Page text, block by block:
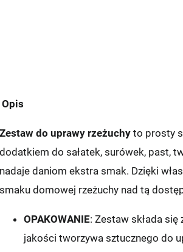
Opis
Zestaw do uprawy rzeżuchy to prosty
dodatkiem do sałatek, surówek, past,
nadaje daniom ekstra smak. Dzięki
smaku domowej rzeżuchy nad tą
OPAKOWANIE: Zestaw składa
jakości tworzywa sztucznego do